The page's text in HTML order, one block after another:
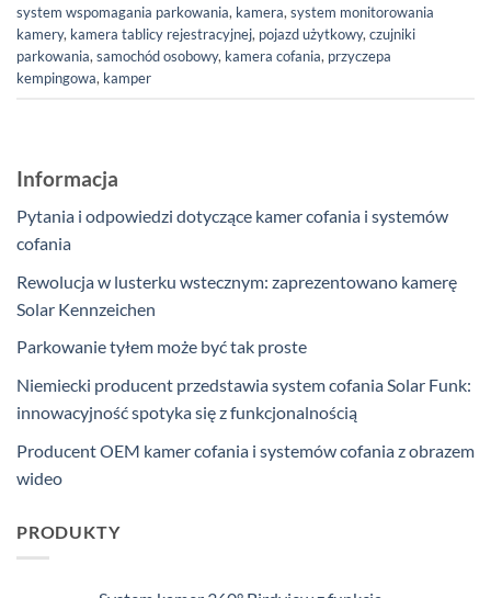
system wspomagania parkowania, kamera, system monitorowania
kamery, kamera tablicy rejestracyjnej, pojazd użytkowy, czujniki
parkowania, samochód osobowy, kamera cofania, przyczepa
kempingowa, kamper
Informacja
Pytania i odpowiedzi dotyczące kamer cofania i systemów
cofania
Rewolucja w lusterku wstecznym: zaprezentowano kamerę
Solar Kennzeichen
Parkowanie tyłem może być tak proste
Niemiecki producent przedstawia system cofania Solar Funk:
innowacyjność spotyka się z funkcjonalnością
Producent OEM kamer cofania i systemów cofania z obrazem
wideo
PRODUKTY